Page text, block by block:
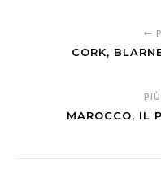
CORK,
MAROCCO, IL